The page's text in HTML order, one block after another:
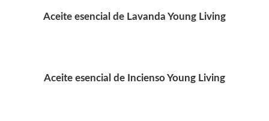
Aceite esencial de Lavanda Young Living
Aceite esencial de Incienso Young Living